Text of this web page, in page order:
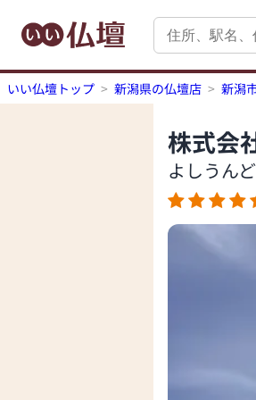
いい仏壇トップ 新潟県の仏壇店 新潟
株式会
よしうん